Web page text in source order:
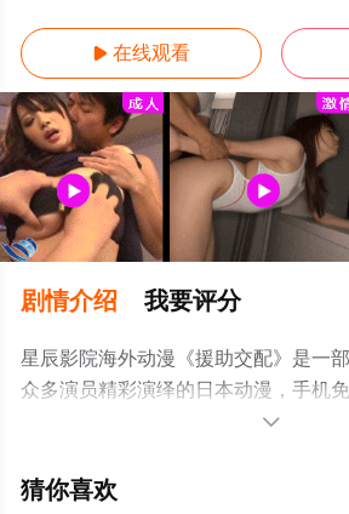
 在线观看
剧情介绍 我要评分
星辰影院海外动漫《援助交配》是一
众多演员精彩演绎的日本动漫，手机
完整版动漫全集就上星辰影视，更多

猜你喜欢